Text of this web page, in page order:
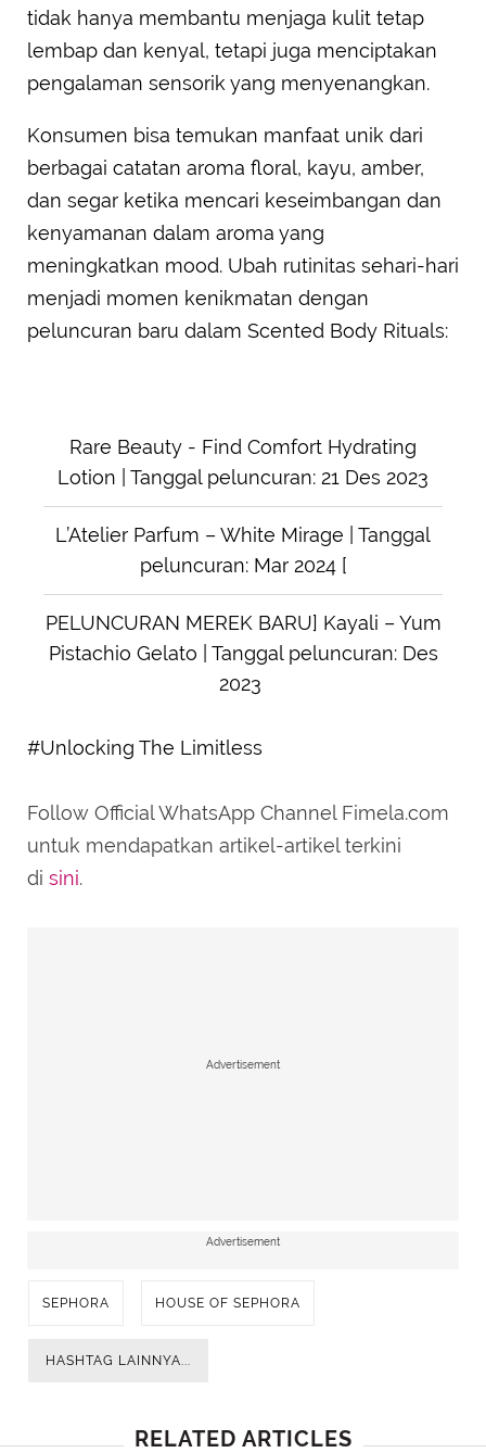
tidak hanya membantu menjaga kulit tetap
lembap dan kenyal, tetapi juga menciptakan
pengalaman sensorik yang menyenangkan.
Konsumen bisa temukan manfaat unik dari
berbagai catatan aroma floral, kayu, amber,
dan segar ketika mencari keseimbangan dan
kenyamanan dalam aroma yang
meningkatkan mood. Ubah rutinitas sehari-hari
menjadi momen kenikmatan dengan
peluncuran baru dalam Scented Body Rituals:
Rare Beauty - Find Comfort Hydrating
Lotion | Tanggal peluncuran: 21 Des 2023
L’Atelier Parfum – White Mirage | Tanggal
peluncuran: Mar 2024 [
PELUNCURAN MEREK BARU] Kayali – Yum
Pistachio Gelato | Tanggal peluncuran: Des
2023
#Unlocking The Limitless
Follow Official WhatsApp Channel Fimela.com
untuk mendapatkan artikel-artikel terkini
di sini.
Advertisement
Advertisement
SEPHORA HOUSE OF SEPHORA
HASHTAG LAINNYA...
RELATED ARTICLES